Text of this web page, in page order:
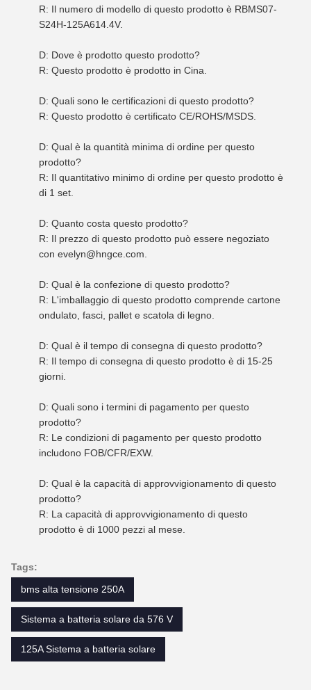
R: Il numero di modello di questo prodotto è RBMS07-
S24H-125A614.4V.
D: Dove è prodotto questo prodotto?
R: Questo prodotto è prodotto in Cina.
D: Quali sono le certificazioni di questo prodotto?
R: Questo prodotto è certificato CE/ROHS/MSDS.
D: Qual è la quantità minima di ordine per questo
prodotto?
R: Il quantitativo minimo di ordine per questo prodotto è
di 1 set.
D: Quanto costa questo prodotto?
R: Il prezzo di questo prodotto può essere negoziato
con evelyn@hngce.com.
D: Qual è la confezione di questo prodotto?
R: L'imballaggio di questo prodotto comprende cartone
ondulato, fasci, pallet e scatola di legno.
D: Qual è il tempo di consegna di questo prodotto?
R: Il tempo di consegna di questo prodotto è di 15-25
giorni.
D: Quali sono i termini di pagamento per questo
prodotto?
R: Le condizioni di pagamento per questo prodotto
includono FOB/CFR/EXW.
D: Qual è la capacità di approvvigionamento di questo
prodotto?
R: La capacità di approvvigionamento di questo
prodotto è di 1000 pezzi al mese.
Tags:
bms alta tensione 250A
Sistema a batteria solare da 576 V
125A Sistema a batteria solare